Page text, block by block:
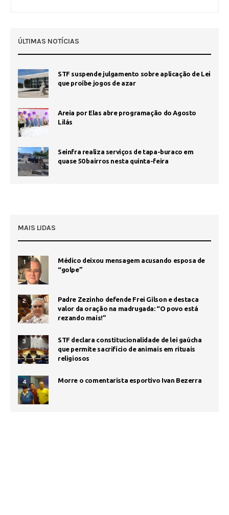
ÚLTIMAS NOTÍCIAS
STF suspende julgamento sobre aplicação de Lei
que proíbe jogos de azar
Areia por Elas abre programação do Agosto
Lilás
Seinfra realiza serviços de tapa-buraco em
quase 50 bairros nesta quinta-feira
MAIS LIDAS
1
Médico deixou mensagem acusando esposa de
“golpe”
2
Padre Zezinho defende Frei Gilson e destaca
valor da oração na madrugada: “O povo está
rezando mais!”
3
STF declara constitucionalidade de lei gaúcha
que permite sacrifício de animais em rituais
religiosos
4 Morre o comentarista esportivo Ivan Bezerra